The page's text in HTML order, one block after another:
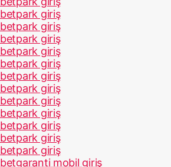
betpark giriş
betpark giriş
betpark giriş
betpark giriş
betpark giriş
betpark giriş
betpark giriş
betpark giriş
betpark giriş
betpark giriş
betpark giriş
betpark giriş
betgaranti mobil giriş